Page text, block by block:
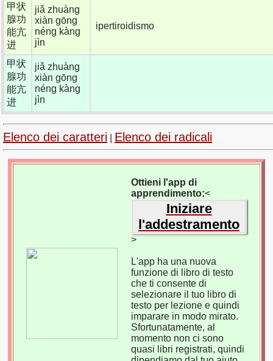
甲状
腺功
能亢
进
jiǎ zhuàng
xiàn gōng
néng kàng
jìn
ipertiroidismo
甲状
腺功
能亢
进
jiǎ zhuàng
xiàn gōng
néng kàng
jìn
Elenco dei caratteri Elenco dei radicali
Ottieni l'app di
apprendimento:<
Iniziare
l'addestramento
>
L'app ha una nuova
funzione di libro di testo
che ti consente di
selezionare il tuo libro di
testo per lezione e quindi
imparare in modo mirato.
Sfortunatamente, al
momento non ci sono
quasi libri registrati, quindi